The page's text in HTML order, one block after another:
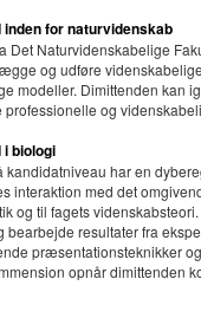
for naturvidenskab
Det Naturvidenskabelige
og udføre
modeller. Dimittenden
og
biologi
har en
interaktion med det
og til fagets
resultater fra
præsentationsteknikker
opnår dimittenden